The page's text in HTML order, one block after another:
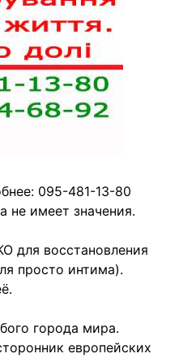
095-481-13-80
не имеет значения.
для восстановления
просто интима).
города мира.
европейских